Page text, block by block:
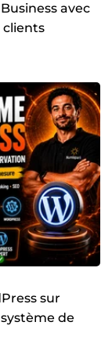
Design
leurs
IA
des coûts
?
et
avec
clients
sur
de